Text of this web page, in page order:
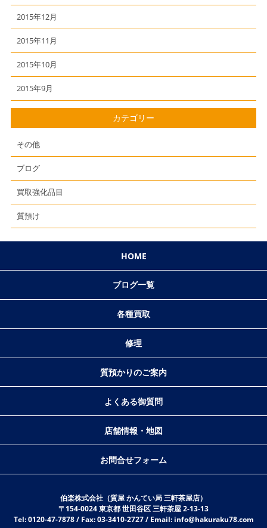
2015年12月
2015年11月
2015年10月
2015年9月
カテゴリー
その他
ブログ
買取強化品目
質預け
HOME
ブログ一覧
各種買取
修理
質預かりのご案内
よくある御質問
店舗情報・地図
お問合せフォーム
伯楽株式会社（質屋 かんてい局 三軒茶屋店）
〒154-0024 東京都 世田谷区 三軒茶屋 2-13-13
Tel: 0120-47-7878 / Fax: 03-3410-2727 / Email: info@hakuraku78.com